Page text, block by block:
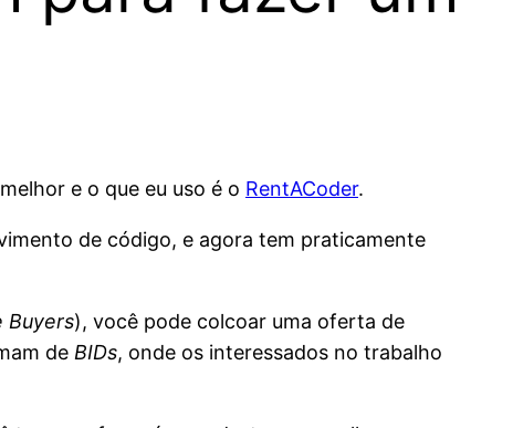
e o que eu uso é o RentACoder.
de código, e agora tem praticamente
Buyers), você pode colcoar uma oferta de
de BIDs, onde os interessados no trabalho